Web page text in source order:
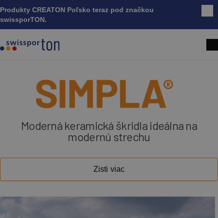
Produkty CREATON Poľsko teraz pod značkou
swissporTON.
Moderná keramická škridla ideálna na
modernú strechu
Zisti viac